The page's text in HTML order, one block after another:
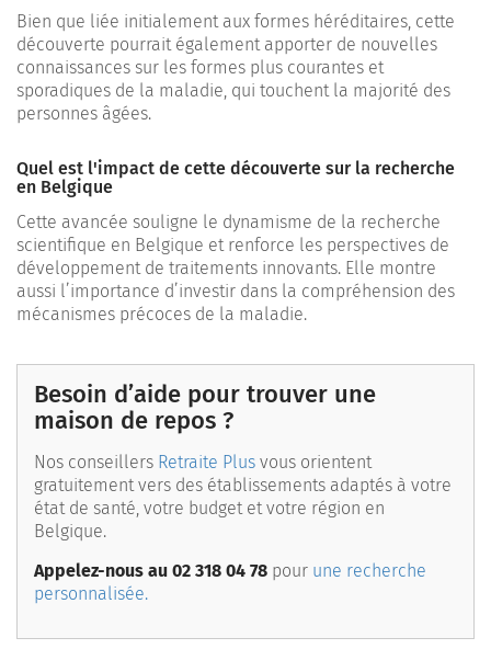
Bien que liée initialement aux formes héréditaires, cette
découverte pourrait également apporter de nouvelles
connaissances sur les formes plus courantes et
sporadiques de la maladie, qui touchent la majorité des
personnes âgées.
Quel est l'impact de cette découverte sur la recherche
en Belgique
Cette avancée souligne le dynamisme de la recherche
scientifique en Belgique et renforce les perspectives de
développement de traitements innovants. Elle montre
aussi l’importance d’investir dans la compréhension des
mécanismes précoces de la maladie.
Besoin d’aide pour trouver une
maison de repos ?
Nos conseillers Retraite Plus vous orientent
gratuitement vers des établissements adaptés à votre
état de santé, votre budget et votre région en
Belgique.
Appelez-nous au 02 318 04 78 pour une recherche
personnalisée.